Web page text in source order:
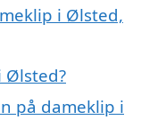
i Ølsted,
Ølsted?
på dameklip i